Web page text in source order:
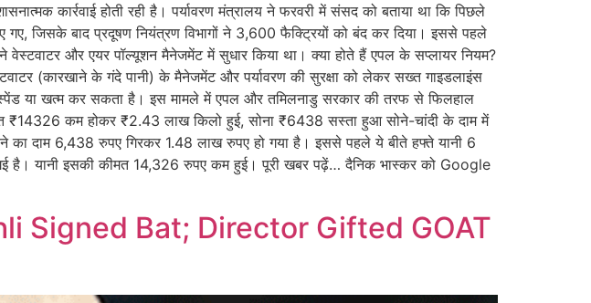
कार्रवाई होती रही है। पर्यावरण मंत्रालय ने फरवरी में संसद को बताया था कि पिछले
जिसके बाद प्रदूषण नियंत्रण विभागों ने 3,600 फैक्ट्रियों को बंद कर दिया। इससे पहले
और एयर पॉल्यूशन मैनेजमेंट में सुधार किया था। क्या होते हैं एपल के सप्लायर नियम?
(कारखाने के गंदे पानी) के मैनेजमेंट और पर्यावरण की सुरक्षा को लेकर सख्त गाइडलाइंस
या खत्म कर सकता है। इस मामले में एपल और तमिलनाडु सरकार की तरफ से फिलहाल
₹14326 कम होकर ₹2.43 लाख किलो हुई, सोना ₹6438 सस्ता हुआ सोने-चांदी के दाम में
का दाम 6,438 रुपए गिरकर 1.48 लाख रुपए हो गया है। इससे पहले ये बीते हफ्ते यानी 6
यानी इसकी कीमत 14,326 रुपए कम हुई। पूरी खबर पढ़ें… दैनिक भास्कर को Google
Signed Bat; Director Gifted GOAT